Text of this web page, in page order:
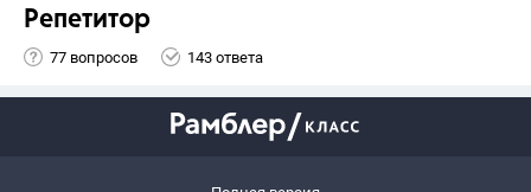
Репетитор
77 вопросов 143 ответа